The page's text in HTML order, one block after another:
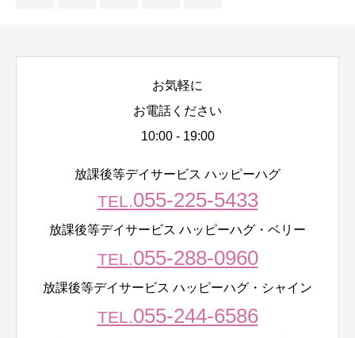
お気軽に
お電話ください
10:00 - 19:00
放課後等デイサービス ハッピーハグ
TEL.055-225-5433
放課後等デイサービス ハッピーハグ・ベリー
TEL.055-288-0960
放課後等デイサービス ハッピーハグ・シャイン
TEL.055-244-6586